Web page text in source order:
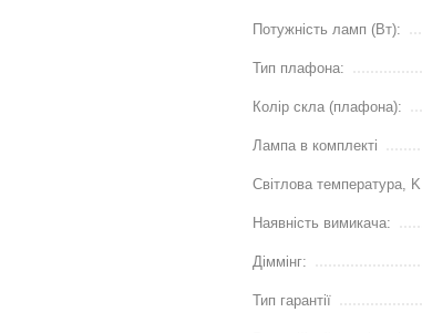
Потужність ламп (Вт):
Тип плафона:
Колір скла (плафона):
Лампа в комплекті
Світлова температура, K
Наявність вимикача:
Діммінг:
Тип гарантії